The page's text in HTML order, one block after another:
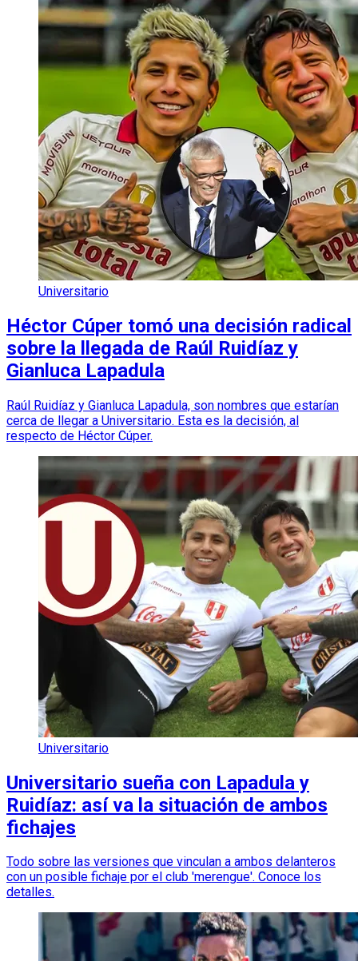
Universitario
Héctor Cúper tomó una decisión radical
sobre la llegada de Raúl Ruidíaz y
Gianluca Lapadula
Raúl Ruidíaz y Gianluca Lapadula, son nombres que estarían
cerca de llegar a Universitario. Esta es la decisión, al
respecto de Héctor Cúper.
Universitario
Universitario sueña con Lapadula y
Ruidíaz: así va la situación de ambos
fichajes
Todo sobre las versiones que vinculan a ambos delanteros
con un posible fichaje por el club 'merengue'. Conoce los
detalles.